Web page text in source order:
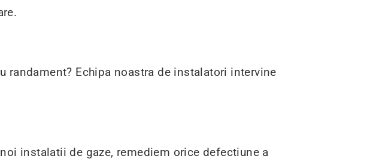
Echipa noastra de instalatori intervine
instalatii de gaze, remediem orice defectiune a